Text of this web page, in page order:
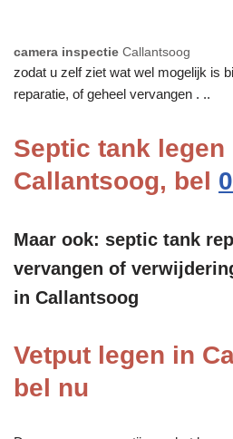
camera inspectie Callantsoog
zodat u zelf ziet wat wel mogelijk is
reparatie, of geheel vervangen . ..
Septic tank legen
Callantsoog, bel
Maar ook: septic tank
vervangen of
in Callantsoog
Vetput legen in
bel nu